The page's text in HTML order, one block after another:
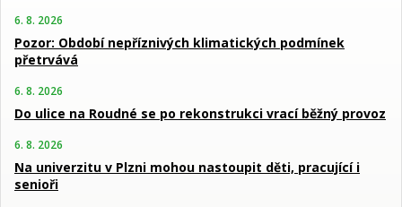
6. 8. 2026
Pozor: Období nepříznivých klimatických podmínek
přetrvává
6. 8. 2026
Do ulice na Roudné se po rekonstrukci vrací běžný provoz
6. 8. 2026
Na univerzitu v Plzni mohou nastoupit děti, pracující i
senioři